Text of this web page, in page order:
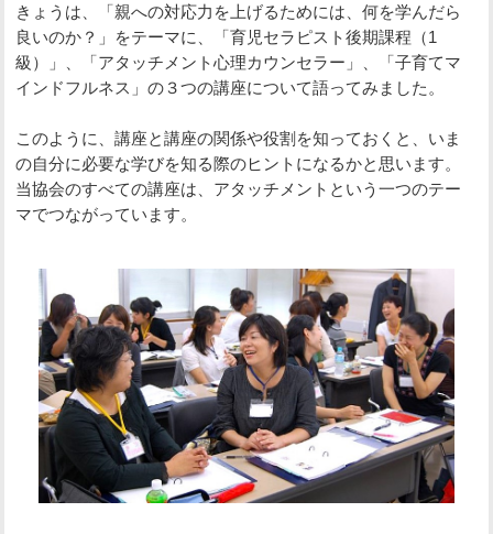
きょうは、「親への対応力を上げるためには、何を学んだら
良いのか？」をテーマに、「育児セラピスト後期課程（1
級）」、「アタッチメント心理カウンセラー」、「子育てマ
インドフルネス」の３つの講座について語ってみました。
このように、講座と講座の関係や役割を知っておくと、いま
の自分に必要な学びを知る際のヒントになるかと思います。
当協会のすべての講座は、アタッチメントという一つのテー
マでつながっています。